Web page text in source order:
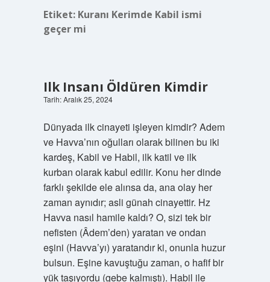
Etiket: Kuranı Kerimde Kabil ismi
geçer mi
Ilk Insanı Öldüren Kimdir
Tarih: Aralık 25, 2024
Dünyada ilk cinayeti işleyen kimdir? Adem
ve Havva’nın oğulları olarak bilinen bu iki
kardeş, Kabil ve Habil, ilk katil ve ilk
kurban olarak kabul edilir. Konu her dinde
farklı şekilde ele alınsa da, ana olay her
zaman aynıdır; asli günah cinayettir. Hz
Havva nasıl hamile kaldı? O, sizi tek bir
nefisten (Âdem’den) yaratan ve ondan
eşini (Havva’yı) yaratandır ki, onunla huzur
bulsun. Eşine kavuştuğu zaman, o hafif bir
yük taşıyordu (gebe kalmıştı). Habil ile